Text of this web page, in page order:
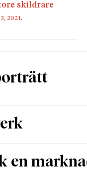
skildrare
3, 2021.
en